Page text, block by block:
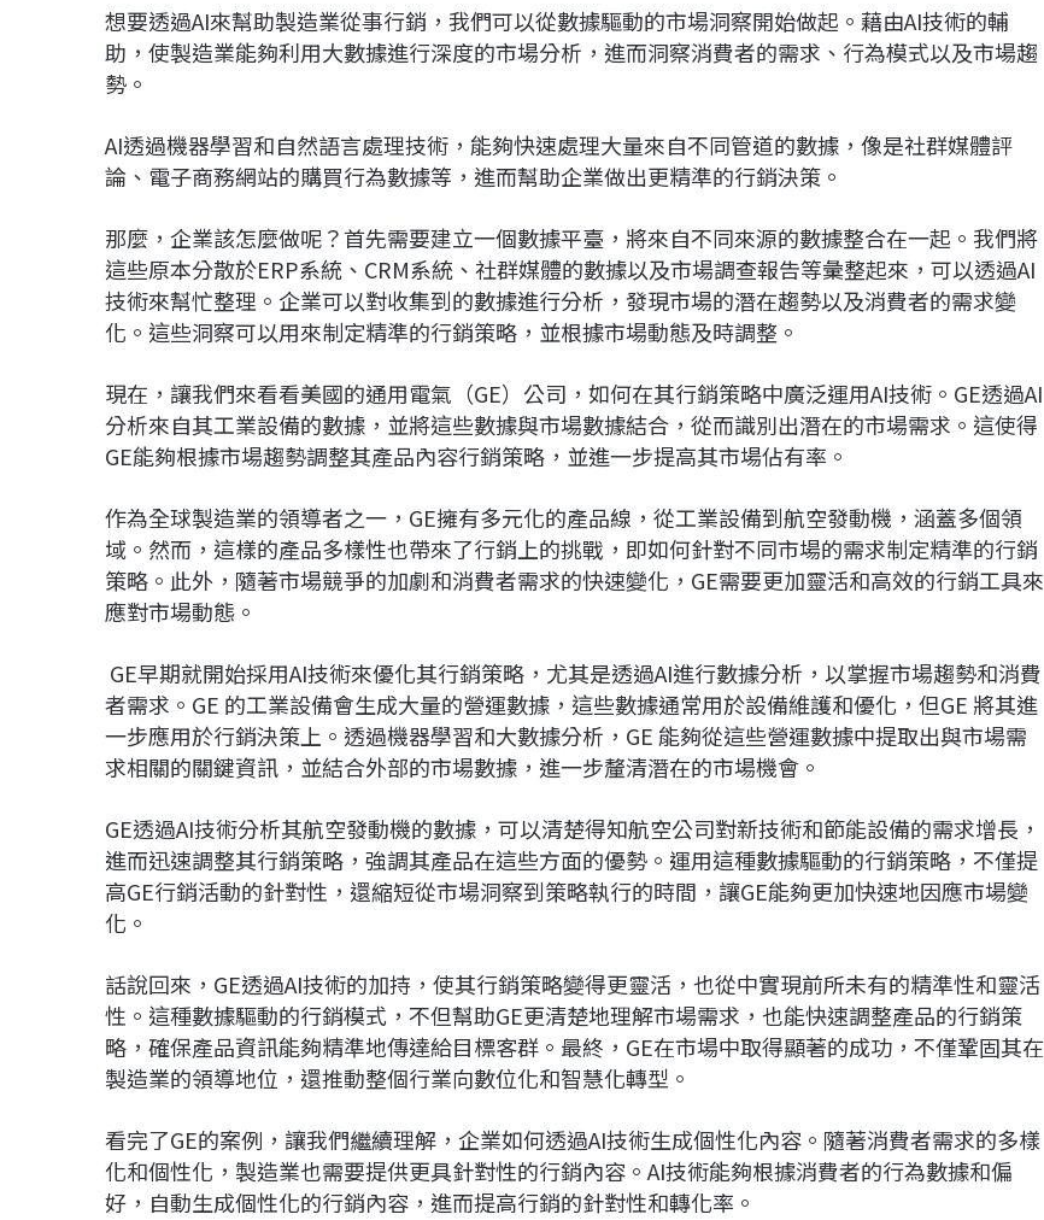
想要透過AI來幫助製造業從事行銷，我們可以從數據驅動的市場洞察開始做起。藉由AI技術的輔
助，使製造業能夠利用大數據進行深度的市場分析，進而洞察消費者的需求、行為模式以及市場趨
勢。
AI透過機器學習和自然語言處理技術，能夠快速處理大量來自不同管道的數據，像是社群媒體評
論、電子商務網站的購買行為數據等，進而幫助企業做出更精準的行銷決策。
那麼，企業該怎麼做呢？首先需要建立一個數據平臺，將來自不同來源的數據整合在一起。我們將
這些原本分散於ERP系統、CRM系統、社群媒體的數據以及市場調查報告等彙整起來，可以透過AI
技術來幫忙整理。企業可以對收集到的數據進行分析，發現市場的潛在趨勢以及消費者的需求變
化。這些洞察可以用來制定精準的行銷策略，並根據市場動態及時調整。
現在，讓我們來看看美國的通用電氣（GE）公司，如何在其行銷策略中廣泛運用AI技術。GE透過AI
分析來自其工業設備的數據，並將這些數據與市場數據結合，從而識別出潛在的市場需求。這使得
GE能夠根據市場趨勢調整其產品內容行銷策略，並進一步提高其市場佔有率。
作為全球製造業的領導者之一，GE擁有多元化的產品線，從工業設備到航空發動機，涵蓋多個領
域。然而，這樣的產品多樣性也帶來了行銷上的挑戰，即如何針對不同市場的需求制定精準的行銷
策略。此外，隨著市場競爭的加劇和消費者需求的快速變化，GE需要更加靈活和高效的行銷工具來
應對市場動態。
GE早期就開始採用AI技術來優化其行銷策略，尤其是透過AI進行數據分析，以掌握市場趨勢和消費
者需求。GE 的工業設備會生成大量的營運數據，這些數據通常用於設備維護和優化，但GE 將其進
一步應用於行銷決策上。透過機器學習和大數據分析，GE 能夠從這些營運數據中提取出與市場需
求相關的關鍵資訊，並結合外部的市場數據，進一步釐清潛在的市場機會。
GE透過AI技術分析其航空發動機的數據，可以清楚得知航空公司對新技術和節能設備的需求增長，
進而迅速調整其行銷策略，強調其產品在這些方面的優勢。運用這種數據驅動的行銷策略，不僅提
高GE行銷活動的針對性，還縮短從市場洞察到策略執行的時間，讓GE能夠更加快速地因應市場變
化。
話說回來，GE透過AI技術的加持，使其行銷策略變得更靈活，也從中實現前所未有的精準性和靈活
性。這種數據驅動的行銷模式，不但幫助GE更清楚地理解市場需求，也能快速調整產品的行銷策
略，確保產品資訊能夠精準地傳達給目標客群。最終，GE在市場中取得顯著的成功，不僅鞏固其在
製造業的領導地位，還推動整個行業向數位化和智慧化轉型。
看完了GE的案例，讓我們繼續理解，企業如何透過AI技術生成個性化內容。隨著消費者需求的多樣
化和個性化，製造業也需要提供更具針對性的行銷內容。AI技術能夠根據消費者的行為數據和偏
好，自動生成個性化的行銷內容，進而提高行銷的針對性和轉化率。